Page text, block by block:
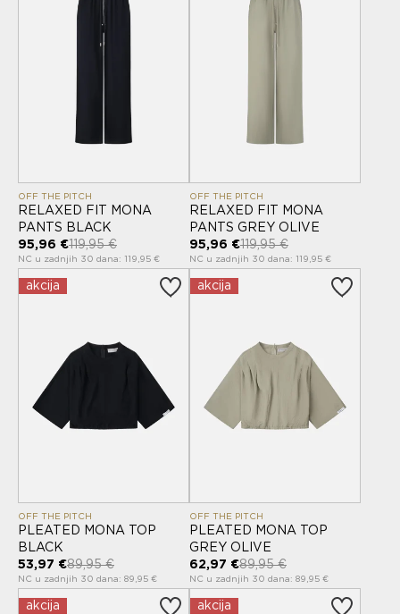
OFF THE PITCH
RELAXED FIT MONA
PANTS BLACK
95,96 €119,95 €
NC u zadnjih 30 dana: 119,95 €
OFF THE PITCH
RELAXED FIT MONA
PANTS GREY OLIVE
95,96 €119,95 €
NC u zadnjih 30 dana: 119,95 €
akcija
OFF THE PITCH
PLEATED MONA TOP
BLACK
53,97 €89,95 €
NC u zadnjih 30 dana: 89,95 €
akcija
OFF THE PITCH
PLEATED MONA TOP
GREY OLIVE
62,97 €89,95 €
NC u zadnjih 30 dana: 89,95 €
akcija akcija